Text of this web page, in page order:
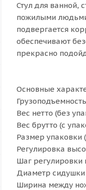
Стул для ванной,
пожилыми
подвергается
обеспечивают
прекрасно
Основные
Вес нетто (без
Вес брутто (с
Размер упаковки
Регулировка
Шаг регулировки
Диаметр
Ширина между